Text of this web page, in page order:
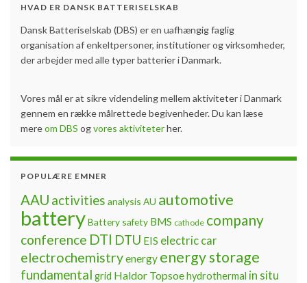
HVAD ER DANSK BATTERISELSKAB
Dansk Batteriselskab (DBS) er en uafhængig faglig
organisation af enkeltpersoner, institutioner og virksomheder,
der arbejder med alle typer batterier i Danmark.
Vores mål er at sikre videndeling mellem aktiviteter i Danmark
gennem en række målrettede begivenheder. Du kan læse
mereom DBS ogvores aktiviteterher.
POPULÆRE EMNER
AAU activities analysis AU automotive
batteryBattery safety BMS cathode company
conference DTI DTU EIS electric car
electrochemistryenergy energy storage
fundamental grid Haldor Topsoehydrothermal in situ